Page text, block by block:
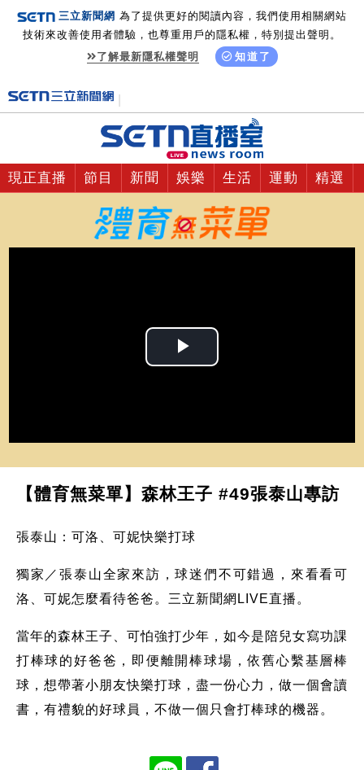
三立新聞網 為了提供更好的閱讀內容，我們使用相關網站
技術來改善使用者體驗，也尊重用戶的隱私權，特別提出聲明。
了解最新隱私權聲明
知道了
現正直播 節目 新聞 娛樂 生活 運動 精選
Play
【體育無菜單】森林王子 #49張泰山專訪
張泰山：可洛、可妮快樂打球
獨家／張泰山全家來訪，球迷們不可錯過，來看看可
洛、可妮怎麼看待爸爸。三立新聞網LIVE直播。
當年的森林王子、可怕強打少年，如今是陪兒女寫功課
打棒球的好爸爸，即便離開棒球場，依舊心繫基層棒
球，想帶著小朋友快樂打球，盡一份心力，做一個會讀
書，有禮貌的好球員，不做一個只會打棒球的機器。